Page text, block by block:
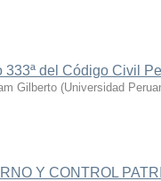
333ª del Código Civil
Gilberto (Universidad
Y CONTROL